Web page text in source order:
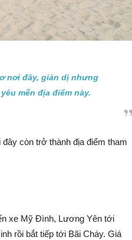
nơi đây, giản dị nhưng
mến địa điểm này.
còn trở thành địa điểm tham
xe Mỹ Đình, Lương Yên tới
rồi bắt tiếp tới Bãi Cháy. Giá